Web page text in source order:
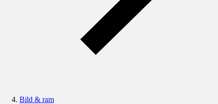
Bild & ram